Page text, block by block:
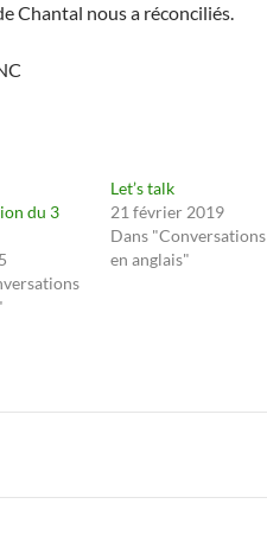
Chantal nous a réconciliés.
du 3
Let’s talk
21 février 2019
Dans "Conversations
en anglais"